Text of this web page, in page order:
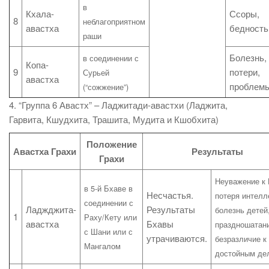
8
Кхала-
авастха
в
неблагоприятном
раши
Ссоры,
бедность
9
Копа-
авастха
в соединении с
Сурьей
(“сожжение”)
Болезнь,
потери,
4. “Группа 6 Авастх” – Ладжитади-авастхи (Ладжита,
Гарвита, Кшудхита, Трашита, Мудита и Кшобхита)
Авастха Грахи
Положение
Грахи
Результаты
1
Ладжджита-
авастха
в 5-й Бхаве в
соединении с
Раху/Кету или
с Шани или с
Мангалом
Несчастья.
Результаты
Бхавы
утрачиваются.
Неуважение к
потеря
болезнь
безразличие к
достойным